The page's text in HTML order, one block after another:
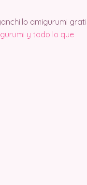
amigurumi
y todo lo que